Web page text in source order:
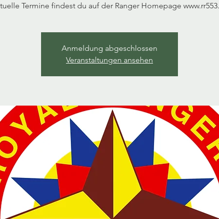
Termine findest du auf der Ranger Homepage
Anmeldung abgeschlossen
Veranstaltungen ansehen